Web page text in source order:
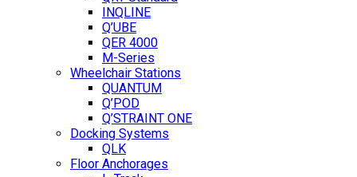
INQLINE
Q’UBE
QER 4000
M-Series
Wheelchair Stations
QUANTUM
Q’POD
Q’STRAINT ONE
Docking Systems
QLK
Floor Anchorages